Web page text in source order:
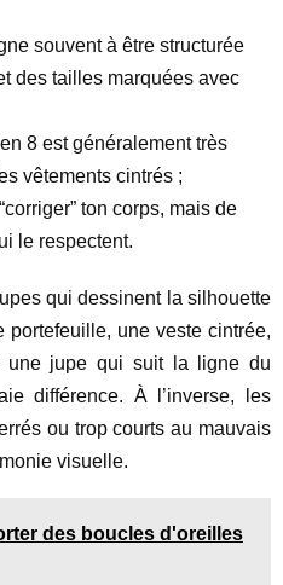
souvent à être structurée
des tailles marquées avec
8 est généralement très
vêtements cintrés ;
ton corps, mais de
le respectent.
qui dessinent la silhouette
une veste cintrée,
une jupe qui suit la ligne du
différence. À l’inverse, les
ou trop courts au mauvais
visuelle.
des boucles d'oreilles